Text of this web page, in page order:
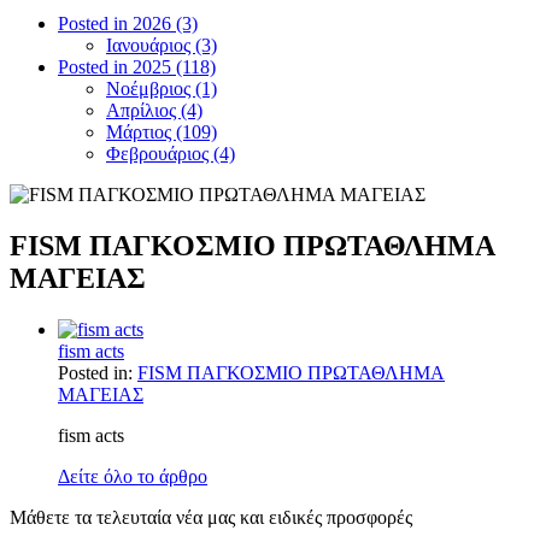
Posted in 2026 (3)
Ιανουάριος (3)
Posted in 2025 (118)
Νοέμβριος (1)
Απρίλιος (4)
Μάρτιος (109)
Φεβρουάριος (4)
FISM ΠΑΓΚΟΣΜΙΟ ΠΡΩΤΑΘΛΗΜΑ
ΜΑΓΕΙΑΣ
fism acts
Posted in: FISM ΠΑΓΚΟΣΜΙΟ ΠΡΩΤΑΘΛΗΜΑ
ΜΑΓΕΙΑΣ
fism acts
Δείτε όλο το άρθρο
Μάθετε τα τελευταία νέα μας και ειδικές προσφορές